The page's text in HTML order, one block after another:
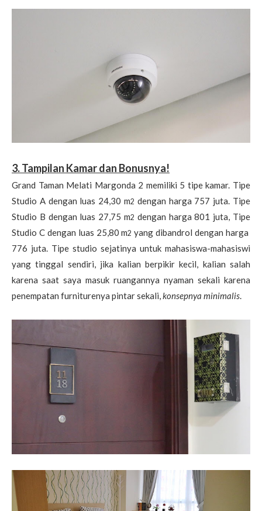
3. Tampilan Kamar dan Bonusnya!
Grand Taman Melati Margonda 2 memiliki 5 tipe kamar. Tipe
Studio A dengan luas 24,30 m2 dengan harga 757 juta. Tipe
Studio B dengan luas 27,75 m2 dengan harga 801 juta, Tipe
Studio C dengan luas 25,80 m2 yang dibandrol dengan harga
776 juta. Tipe studio sejatinya untuk mahasiswa-mahasiswi
yang tinggal sendiri, jika kalian berpikir kecil, kalian salah
karena saat saya masuk ruangannya nyaman sekali karena
penempatan furniturenya pintar sekali,konsepnya minimalis.